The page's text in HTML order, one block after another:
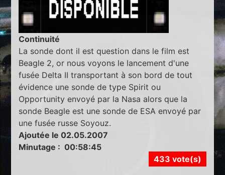
Continuité
La sonde dont il est question dans le film est
Beagle 2, or nous voyons le lancement d'une
fusée Delta II transportant à son bord de tout
évidence une sonde de type Spirit ou
Opportunity envoyé par la Nasa alors que la
sonde Beagle est une sonde de ESA envoyé par
une fusée russe Soyouz.
Ajoutée le 02.05.2007
Minutage : 00:58:45
433 vote(s)